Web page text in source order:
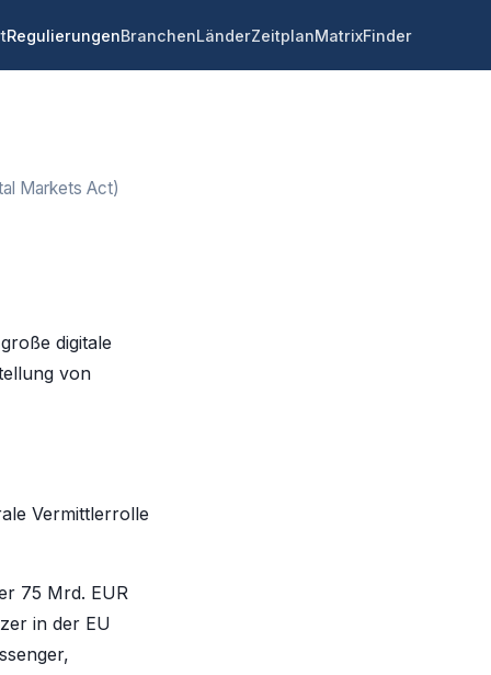
RegulierungenBranchenLänderZeitplanMatrixFinder
Markets Act)
digitale
von
Vermittlerrolle
75 Mrd. EUR
in der EU